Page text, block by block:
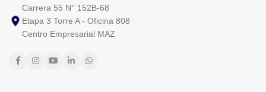
Carrera 55 N° 152B-68
Etapa 3 Torre A - Oficina 808
Centro Empresarial MAZ